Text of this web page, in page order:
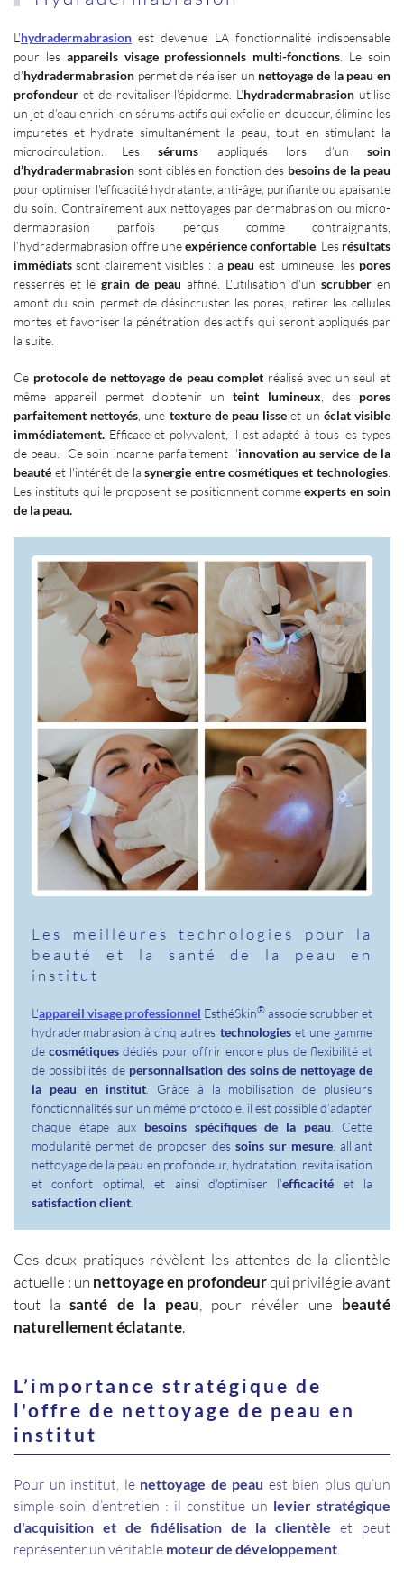
L'hydradermabrasion est devenue LA fonctionnalité indispensable
pour les appareils visage professionnels multi-fonctions . Le soin
d’hydradermabrasion permet de réaliser un nettoyage de la peau en
profondeur et de revitaliser l’épiderme. L’hydradermabrasion utilise
un jet d’eau enrichi en sérums actifs qui exfolie en douceur, élimine les
impuretés et hydrate simultanément la peau, tout en stimulant la
microcirculation. Lessérums appliqués lors d’unsoin
d’hydradermabrasion sont ciblés en fonction des besoins de la peau
pour optimiser l'efficacité hydratante, anti-âge, purifiante ou apaisante
du soin. Contrairement aux nettoyages par dermabrasion ou micro-
dermabrasion parfois perçus comme contraignants,
l’hydradermabrasion offre uneexpérience confortable . Les résultats
immédiats sont clairement visibles : la peau est lumineuse, les pores
resserrés et le grain de peau affiné. L'utilisation d'un scrubber en
amont du soin permet de désincruster les pores, retirer les cellules
mortes et favoriser la pénétration des actifs qui seront appliqués par
la suite.
Ce protocole de nettoyage de peau complet réalisé avec un seul et
même appareil permet d’obtenir unteint lumineux , des pores
parfaitement nettoyés , une texture de peau lisse et un éclat visible
immédiatement. Efficace et polyvalent, il est adapté à tous les types
de peau. Ce soin incarne parfaitement l’innovation au service de la
beauté et l'intérêt de lasynergie entre cosmétiques et technologies
Les instituts qui le proposent se positionnent commeexperts en soin
de la peau.
Les meilleures technologies pour la
beauté et la santé de la peau en
institut
L'appareil visage professionnel EsthéSkin® associe scrubber et
hydradermabrasion à cinq autres technologieset une gamme
decosmétiques dédiés pour offrir encore plus de flexibilité et
de possibilités de personnalisation des soins de nettoyage de
la peau en institut . Grâce à la mobilisation de plusieurs
fonctionnalités sur un même protocole, il est possible d’adapter
chaque étape aux besoins spécifiques de la peau . Cette
modularité permet de proposer des soins sur mesure, alliant
nettoyage de la peau en profondeur, hydratation, revitalisation
et confort optimal, et ainsi d'optimiser l’efficacité et la
satisfaction client
Ces deux pratiques révèlent les attentes de la clientèle
actuelle : un nettoyage en profondeurqui privilégie avant
tout lasanté de la peau, pour révéler une beauté
naturellement éclatante.
L’importance stratégique de
l'offre de nettoyage de peau en
institut
Pour un institut, le nettoyage de peau est bien plus qu’un
simple soin d’entretien : il constitue un levier stratégique
d'acquisition et de fidélisation de la clientèle et peut
représenter un véritable moteur de développement.